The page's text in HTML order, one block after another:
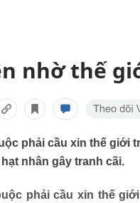
nhờ thế
phải cầu xin thế giới
nhân gây tranh cãi.
phải cầu xin thế